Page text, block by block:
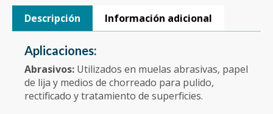
Descripción Información adicional
Aplicaciones:
Abrasivos: Utilizados en muelas abrasivas, papel
de lija y medios de chorreado para pulido,
rectificado y tratamiento de superficies.